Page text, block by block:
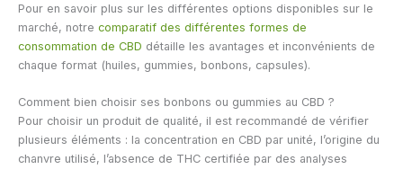
Pour en savoir plus sur les différentes options disponibles sur le
marché, notre comparatif des différentes formes de
consommation de CBD détaille les avantages et inconvénients de
chaque format (huiles, gummies, bonbons, capsules).
Comment bien choisir ses bonbons ou gummies au CBD ?
Pour choisir un produit de qualité, il est recommandé de vérifier
plusieurs éléments : la concentration en CBD par unité, l’origine du
chanvre utilisé, l’absence de THC certifiée par des analyses